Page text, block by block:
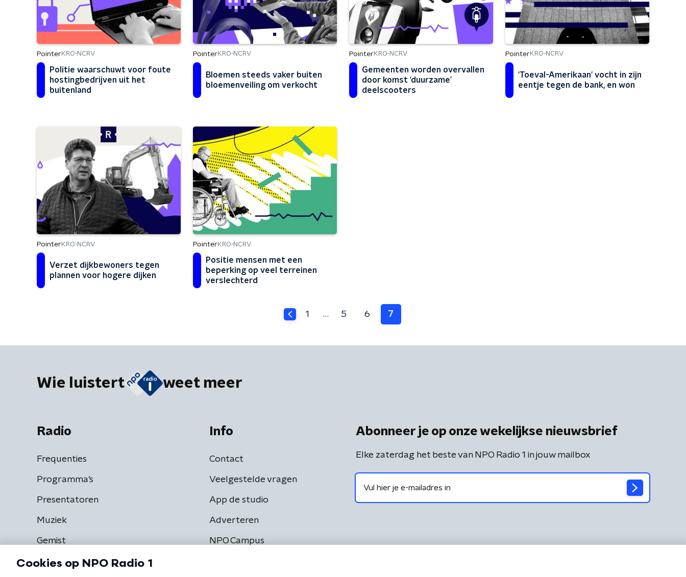
Pointer KRO-NCRV
Politie waarschuwt voor foute
hostingbedrijven uit het
buitenland
Pointer KRO-NCRV
Bloemen steeds vaker buiten
bloemenveiling om verkocht
Pointer KRO-NCRV
Gemeenten worden overvallen
door komst ‘duurzame’
deelscooters
Pointer KRO-NCRV
'Toeval-Amerikaan' vocht in zijn
eentje tegen de bank, en won
Pointer KRO-NCRV
Verzet dijkbewoners tegen
plannen voor hogere dijken
Pointer KRO-NCRV
Positie mensen met een
beperking op veel terreinen
verslechterd
1 … 5 6 7
Wie luistert weet meer
Radio
Frequenties
Programma's
Presentatoren
Muziek
Gemist
Info
Contact
Veelgestelde vragen
App de studio
Adverteren
NPO Campus
Abonneer je op onze wekelijkse nieuwsbrief
Elke zaterdag het beste van NPO Radio 1 in jouw mailbox